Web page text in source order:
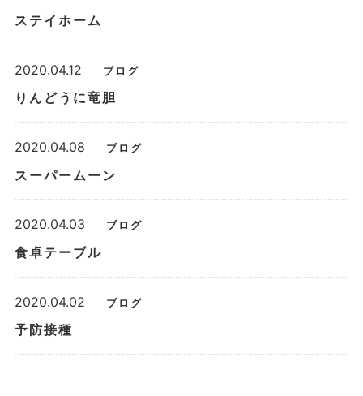
ステイホーム
2020.04.12 ブログ
りんどうに竜胆
2020.04.08 ブログ
スーパームーン
2020.04.03 ブログ
食卓テーブル
2020.04.02 ブログ
予防接種